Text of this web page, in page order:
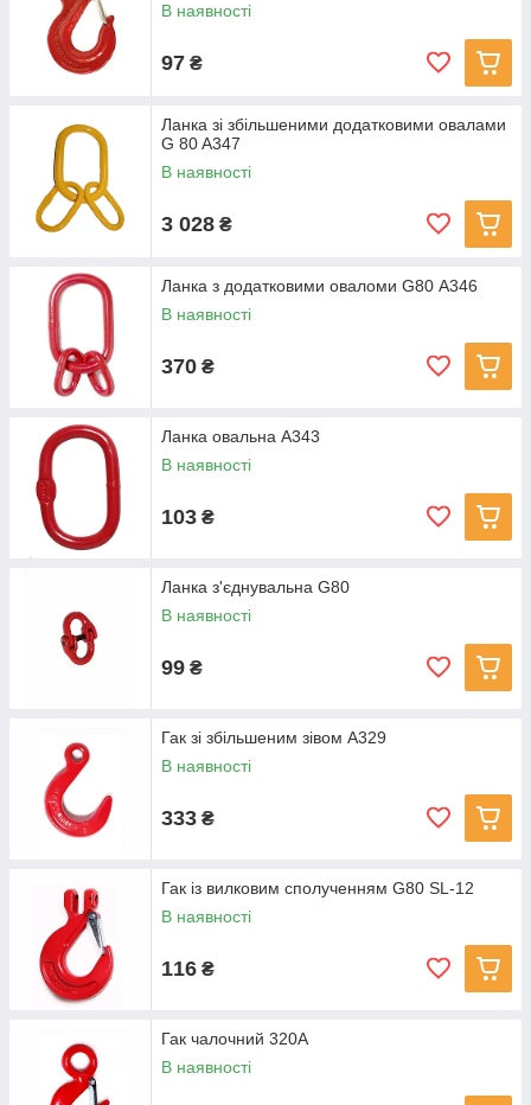
В наявності
97 ₴
Ланка зі збільшеними додатковими овалами
G 80 A347
В наявності
3 028 ₴
Ланка з додатковими оваломи G80 А346
В наявності
370 ₴
Ланка овальна А343
В наявності
103 ₴
Ланка з'єднувальна G80
В наявності
99 ₴
Гак зі збільшеним зівом А329
В наявності
333 ₴
Гак із вилковим сполученням G80 SL-12
В наявності
116 ₴
Гак чалочний 320А
В наявності